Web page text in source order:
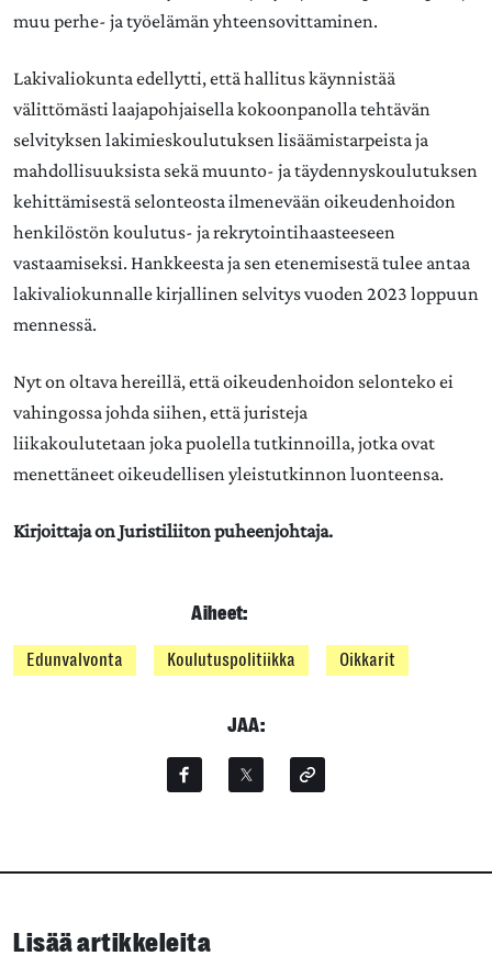
muu perhe- ja työelämän yhteensovittaminen.
Lakivaliokunta edellytti, että hallitus käynnistää
välittömästi laajapohjaisella kokoonpanolla tehtävän
selvityksen lakimieskoulutuksen lisäämistarpeista ja
mahdollisuuksista sekä muunto- ja täydennyskoulutuksen
kehittämisestä selonteosta ilmenevään oikeudenhoidon
henkilöstön koulutus- ja rekrytointihaasteeseen
vastaamiseksi. Hankkeesta ja sen etenemisestä tulee antaa
lakivaliokunnalle kirjallinen selvitys vuoden 2023 loppuun
mennessä.
Nyt on oltava hereillä, että oikeudenhoidon selonteko ei
vahingossa johda siihen, että juristeja
liikakoulutetaan joka puolella tutkinnoilla, jotka ovat
menettäneet oikeudellisen yleistutkinnon luonteensa.
Kirjoittaja on Juristiliiton puheenjohtaja.
Aiheet:
Edunvalvonta Koulutuspolitiikka Oikkarit
JAA:
Lisää artikkeleita